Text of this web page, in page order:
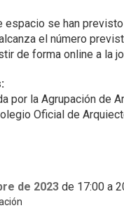
espacio se han
el número
de forma online a la
por la Agrupación de
Oficial de
de 2023 de 17:00 a